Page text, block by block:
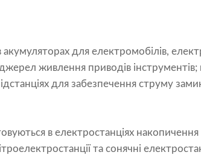
акумуляторах для електромобілів,
живлення приводів інструментів;
для забезпечення струму
в електростанціях накопичення
та сонячні